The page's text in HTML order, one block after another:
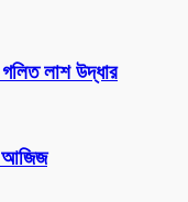
লাশ উদ্ধার
আজিজ